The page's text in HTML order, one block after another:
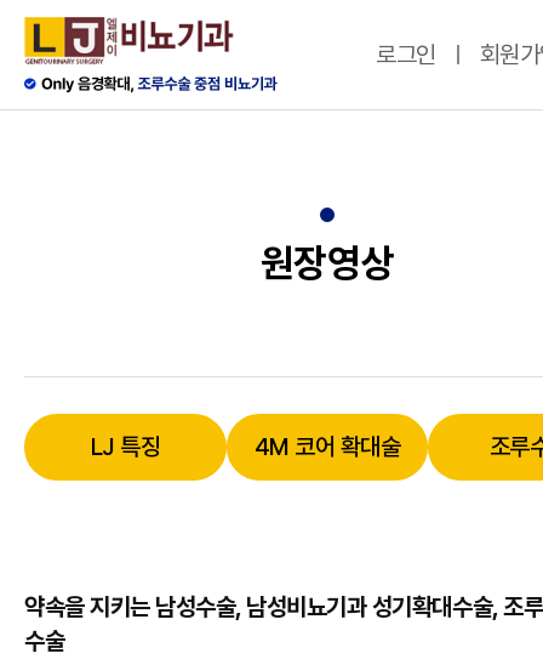
로그인 회원
원장영상
LJ 특징 4M 코어 확대술 조루
약속을 지키는 남성수술, 남성비뇨기과 성기확대수술, 조
수술